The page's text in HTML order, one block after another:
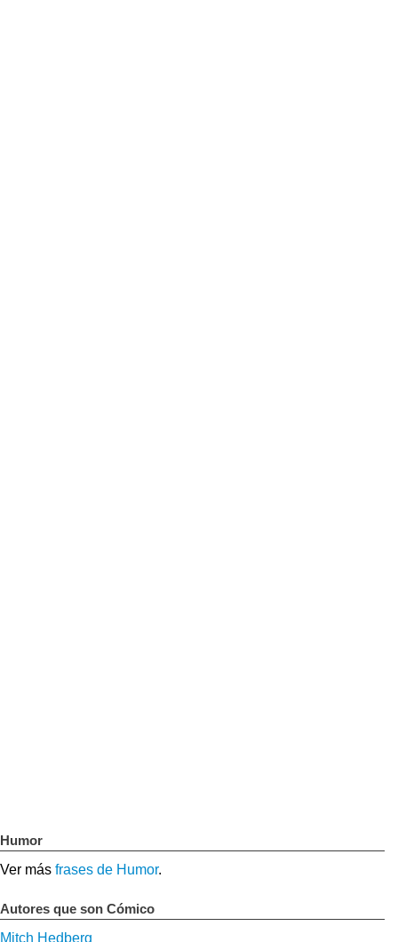
Humor
Ver más frases de Humor.
Autores que son Cómico
Mitch Hedberg